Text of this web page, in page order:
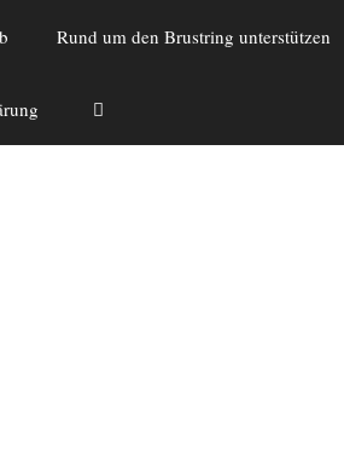
Rund um den Brustring unterstützen